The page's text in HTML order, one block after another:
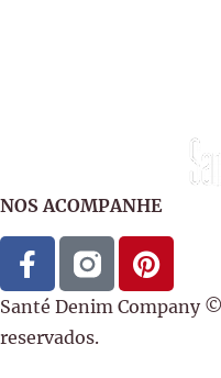
Santé Denim Company
reservados.
NOS ACOMPANHE